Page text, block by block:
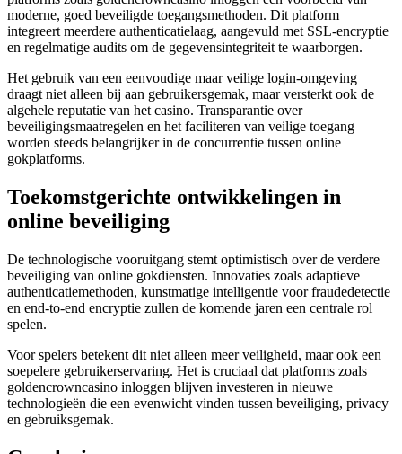
moderne, goed beveiligde toegangsmethoden. Dit platform
integreert meerdere authenticatielaag, aangevuld met SSL-encryptie
en regelmatige audits om de gegevensintegriteit te waarborgen.
Het gebruik van een eenvoudige maar veilige login-omgeving
draagt niet alleen bij aan gebruikersgemak, maar versterkt ook de
algehele reputatie van het casino. Transparantie over
beveiligingsmaatregelen en het faciliteren van veilige toegang
worden steeds belangrijker in de concurrentie tussen online
gokplatforms.
Toekomstgerichte ontwikkelingen in
online beveiliging
De technologische vooruitgang stemt optimistisch over de verdere
beveiliging van online gokdiensten. Innovaties zoals adaptieve
authenticatiemethoden, kunstmatige intelligentie voor fraudedetectie
en end-to-end encryptie zullen de komende jaren een centrale rol
spelen.
Voor spelers betekent dit niet alleen meer veiligheid, maar ook een
soepelere gebruikerservaring. Het is cruciaal dat platforms zoals
goldencrowncasino inloggen blijven investeren in nieuwe
technologieën die een evenwicht vinden tussen beveiliging, privacy
en gebruiksgemak.